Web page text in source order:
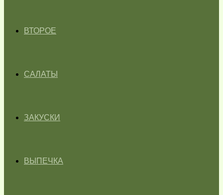
ВТОРОЕ
САЛАТЫ
ЗАКУСКИ
ВЫПЕЧКА